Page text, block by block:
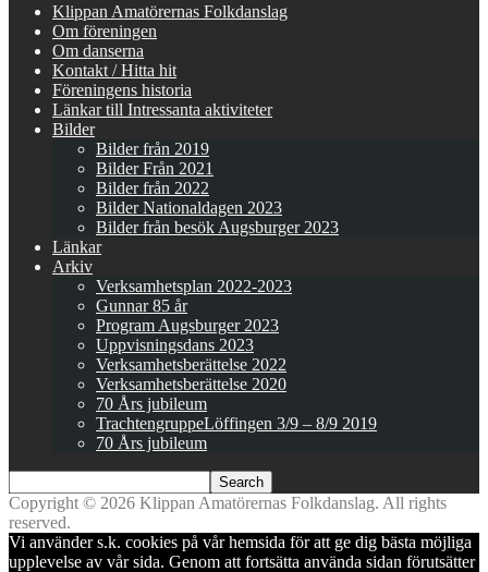
Klippan Amatörernas Folkdanslag
Om föreningen
Om danserna
Kontakt / Hitta hit
Föreningens historia
Länkar till Intressanta aktiviteter
Bilder
Bilder från 2019
Bilder Från 2021
Bilder från 2022
Bilder Nationaldagen 2023
Bilder från besök Augsburger 2023
Länkar
Arkiv
Verksamhetsplan 2022-2023
Gunnar 85 år
Program Augsburger 2023
Uppvisningsdans 2023
Verksamhetsberättelse 2022
Verksamhetsberättelse 2020
70 Års jubileum
TrachtengruppeLöffingen 3/9 – 8/9 2019
70 Års jubileum
Copyright © 2026 Klippan Amatörernas Folkdanslag. All rights
reserved.
Vi använder s.k. cookies på vår hemsida för att ge dig bästa möjliga
upplevelse av vår sida. Genom att fortsätta använda sidan förutsätter